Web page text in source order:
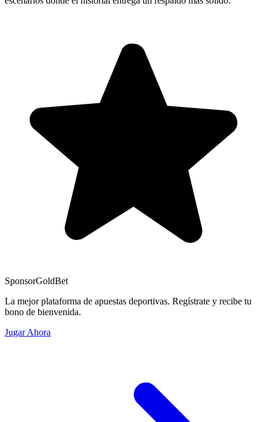
SponsorGoldBet
La mejor plataforma de apuestas deportivas. Regístrate y recibe tu
bono de bienvenida.
Jugar Ahora